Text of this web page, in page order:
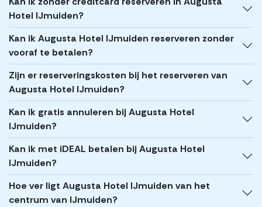
Hotel IJmuiden?
Kan ik Augusta Hotel IJmuiden reserveren zonder
vooraf te betalen?
Zijn er reserveringskosten bij het reserveren van
Augusta Hotel IJmuiden?
Kan ik gratis annuleren bij Augusta Hotel
IJmuiden?
Kan ik met iDEAL betalen bij Augusta Hotel
IJmuiden?
Hoe ver ligt Augusta Hotel IJmuiden van het
centrum van IJmuiden?